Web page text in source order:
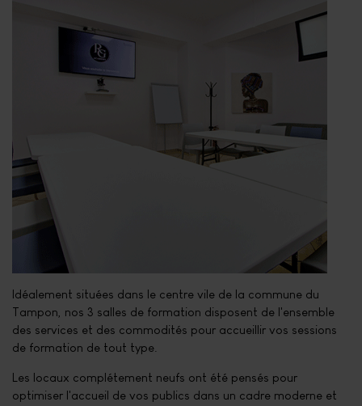
Idéalement situées dans le centre vile de la commune du
Tampon, nos 3 salles de formation disposent de l'ensemble
des services et des commodités pour accueillir vos sessions
de formation de tout type.
Les locaux complétement neufs ont été pensés pour
optimiser l'accueil de vos publics dans un cadre moderne et